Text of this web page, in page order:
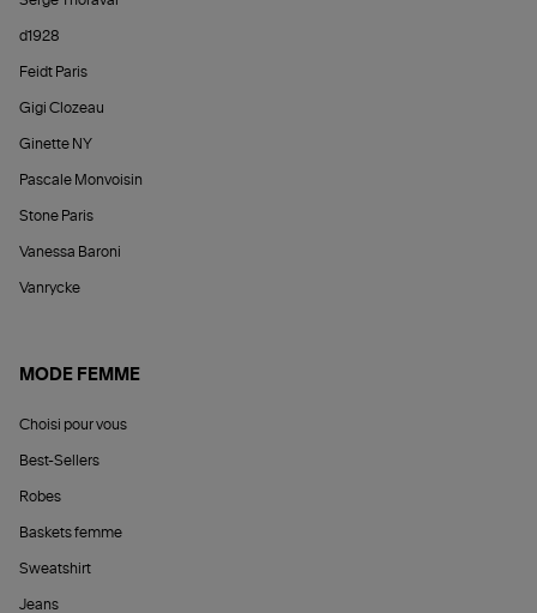
d1928
Feidt Paris
Gigi Clozeau
Ginette NY
Pascale Monvoisin
Stone Paris
Vanessa Baroni
Vanrycke
MODE FEMME
Choisi pour vous
Best-Sellers
Robes
Baskets femme
Sweatshirt
Jeans